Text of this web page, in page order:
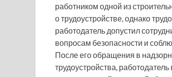
работником одной из
о трудоустройстве, однако
работодатель допустил
вопросам безопасности и
После его обращения в
трудоустройства,